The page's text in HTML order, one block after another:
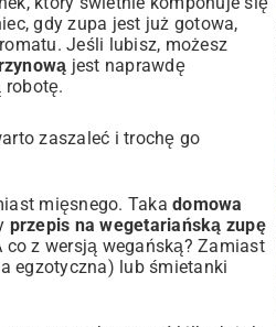
gdy zupa jest już gotowa,
Jeśli lubisz, możesz
jest naprawdę
robotę.
zaszaleć i trochę go
mięsnego. Taka domowa
przepis na wegetariańską zupę
co z wersją wegańską? Zamiast
egzotyczna) lub śmietanki